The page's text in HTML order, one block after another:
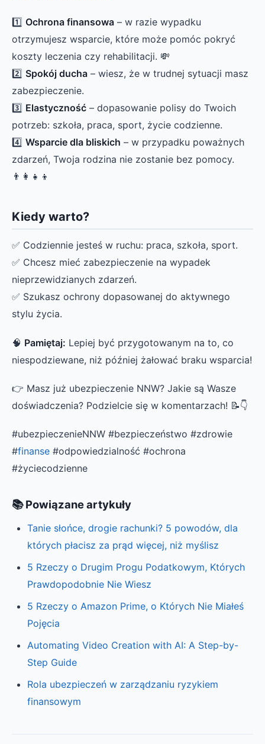
1️⃣ Ochrona finansowa – w razie wypadku
otrzymujesz wsparcie, które może pomóc pokryć
koszty leczenia czy rehabilitacji. 💸
2️⃣ Spokój ducha – wiesz, że w trudnej sytuacji masz
zabezpieczenie.
3️⃣ Elastyczność – dopasowanie polisy do Twoich
potrzeb: szkoła, praca, sport, życie codzienne.
4️⃣ Wsparcie dla bliskich – w przypadku poważnych
zdarzeń, Twoja rodzina nie zostanie bez pomocy.
👨‍👩‍👧‍👦
Kiedy warto?
✅ Codziennie jesteś w ruchu: praca, szkoła, sport.
✅ Chcesz mieć zabezpieczenie na wypadek
nieprzewidzianych zdarzeń.
✅ Szukasz ochrony dopasowanej do aktywnego
stylu życia.
🧠 Pamiętaj: Lepiej być przygotowanym na to, co
niespodziewane, niż później żałować braku wsparcia!
👉 Masz już ubezpieczenie NNW? Jakie są Wasze
doświadczenia? Podzielcie się w komentarzach! 📝👇
#ubezpieczenieNNW #bezpieczeństwo #zdrowie
#finanse #odpowiedzialność #ochrona
#życiecodzienne
📚 Powiązane artykuły
Tanie słońce, drogie rachunki? 5 powodów, dla
których płacisz za prąd więcej, niż myślisz
5 Rzeczy o Drugim Progu Podatkowym, Których
Prawdopodobnie Nie Wiesz
5 Rzeczy o Amazon Prime, o Których Nie Miałeś
Pojęcia
Automating Video Creation with AI: A Step-by-
Step Guide
Rola ubezpieczeń w zarządzaniu ryzykiem
finansowym